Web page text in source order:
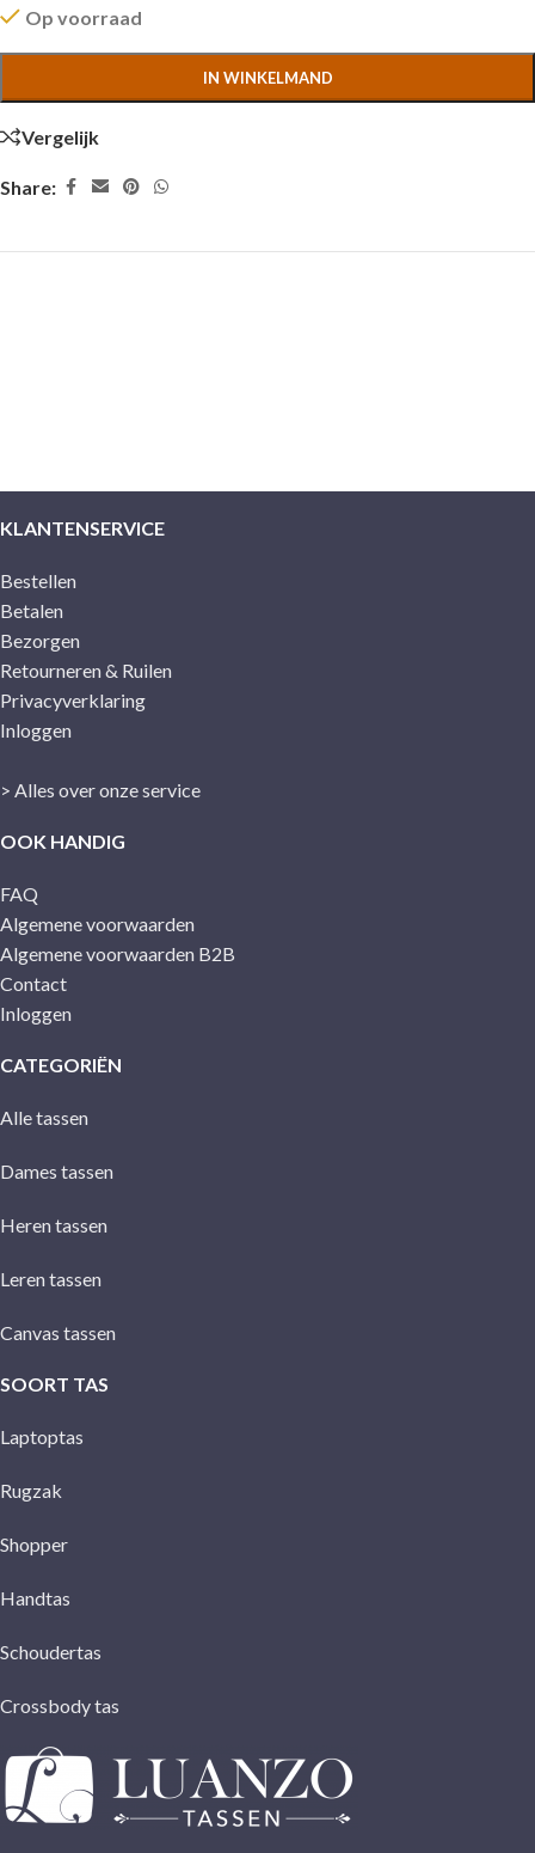
Op voorraad
IN WINKELMAND
Vergelijk
Share:
KLANTENSERVICE
Bestellen
Betalen
Bezorgen
Retourneren & Ruilen
Privacyverklaring
Inloggen
> Alles over onze service
OOK HANDIG
FAQ
Algemene voorwaarden
Algemene voorwaarden B2B
Contact
Inloggen
CATEGORIËN
Alle tassen
Dames tassen
Heren tassen
Leren tassen
Canvas tassen
SOORT TAS
Laptoptas
Rugzak
Shopper
Handtas
Schoudertas
Crossbody tas